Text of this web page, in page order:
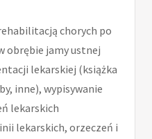
chorych po
obrębie jamy ustnej
lekarskiej (książka
inne), wypisywanie
lekarskich
lekarskich, orzeczeń i